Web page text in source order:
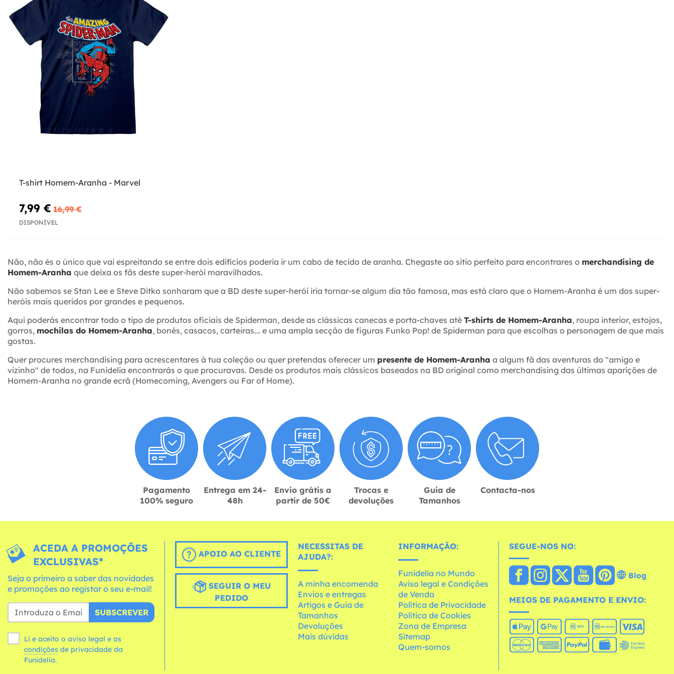
T-shirt Homem-Aranha - Marvel
7,99 € 16,99 €
DISPONÍVEL
Não, não és o único que vai espreitando se entre dois edifícios poderia ir um cabo de tecido de aranha. Chegaste ao sitio perfeito para encontrares o merchandising de
Homem-Aranha que deixa os fãs deste super-herói maravilhados.
Não sabemos se Stan Lee e Steve Ditko sonharam que a BD deste super-herói iria tornar-se algum dia tão famosa, mas está claro que o Homem-Aranha é um dos super-
heróis mais queridos por grandes e pequenos.
Aqui poderás encontrar todo o tipo de produtos oficiais de Spiderman, desde as clássicas canecas e porta-chaves até T-shirts de Homem-Aranha, roupa interior, estojos,
gorros, mochilas do Homem-Aranha, bonés, casacos, carteiras... e uma ampla secção de figuras Funko Pop! de Spiderman para que escolhas o personagem de que mais
gostas.
Quer procures merchandising para acrescentares à tua coleção ou quer pretendas oferecer um presente de Homem-Aranha a algum fã das aventuras do "amigo e
vizinho" de todos, na Funidelia encontrarás o que procuravas. Desde os produtos mais clássicos baseados na BD original como merchandising das últimas aparições de
Homem-Aranha no grande ecrã (Homecoming, Avengers ou Far of Home).
Pagamento
100% seguro
Entrega em 24-
48h
Envio grátis a
partir de 50€
Trocas e
devoluções
Guia de
Tamanhos
Contacta-nos
ACEDA A PROMOÇÕES
EXCLUSIVAS*
Seja o primeiro a saber das novidades
e promoções ao registar o seu e-mail!
SUBSCREVER
Li e aceito o aviso legal e as
condições
Funidelia.
APOIO AO CLIENTE
SEGUIR O MEU
PEDIDO
NECESSITAS DE
AJUDA?:
A minha encomenda
Envios e entregas
Artigos e Guia de
Tamanhos
Devoluções
Mais dúvidas
INFORMAÇÃO:
Funidelia no Mundo
Aviso legal e Condições
de Venda
Política de Privacidade
Política de Cookies
Zona de Empresa
Sitemap
Quem-somos
SEGUE-NOS NO:
Blog
MEIOS DE PAGAMENTO E ENVIO: